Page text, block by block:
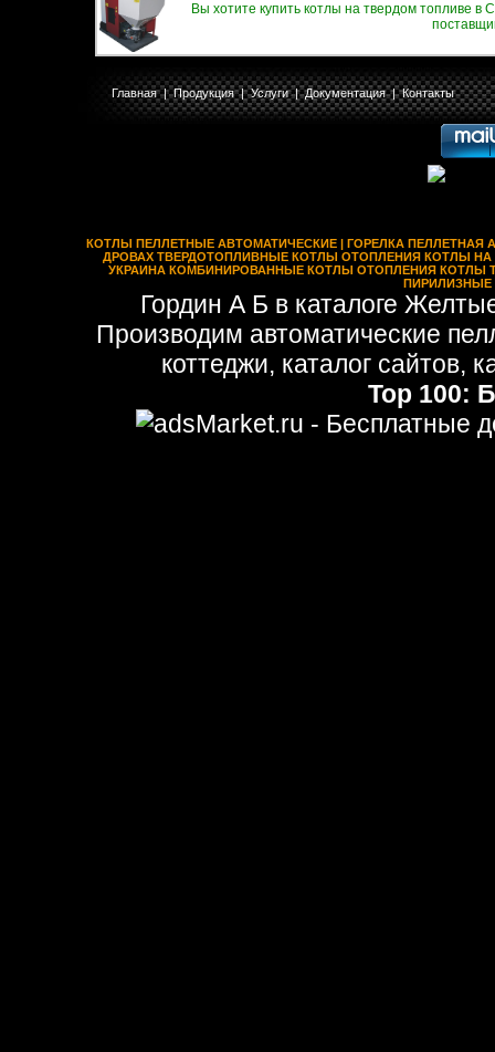
Вы хотите купить котлы на твердом топливе
Главная|Продукция|Услуги|Документация|Контакты
КОТЛЫ ПЕЛЛЕТНЫЕ АВТОМАТИЧЕСКИЕ | ГОРЕЛКА
ДРОВАХ ТВЕРДОТОПЛИВНЫЕ КОТЛЫ ОТОПЛЕНИЯ КОТЛЫ
УКРАИНА КОМБИНИРОВАННЫЕ КОТЛЫ ОТОПЛЕНИЯ
ПИРИЛИЗНЫЕ
Гордин А Б в каталоге
Производим автоматические
коттеджи, каталог сайтов,
Top 100: